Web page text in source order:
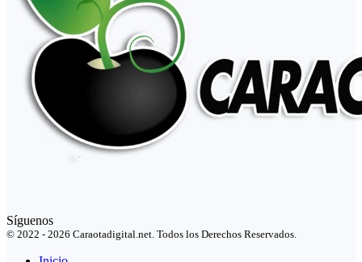
Síguenos
© 2022 - 2026 Caraotadigital.net. Todos los Derechos Reservados.